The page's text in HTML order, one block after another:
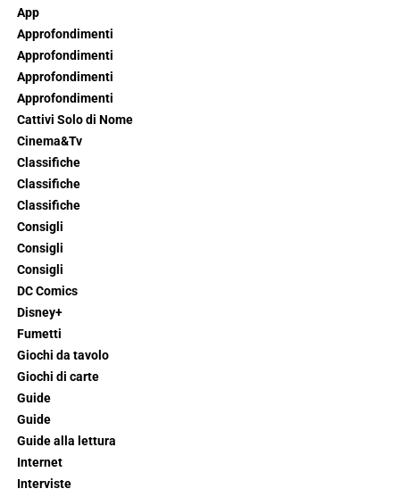
App
Approfondimenti
Approfondimenti
Approfondimenti
Approfondimenti
Cattivi Solo di Nome
Cinema&Tv
Classifiche
Classifiche
Classifiche
Consigli
Consigli
Consigli
DC Comics
Disney+
Fumetti
Giochi da tavolo
Giochi di carte
Guide
Guide
Guide alla lettura
Internet
Interviste